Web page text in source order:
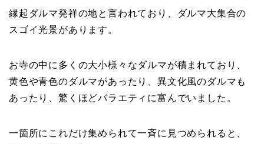
縁起ダルマ発祥の地と言われており、ダルマ大集合の
スゴイ光景があります。
お寺の中に多くの大小様々なダルマが積まれており、
黄色や青色のダルマがあったり、異文化風のダルマも
あったり、驚くほどバラエティに富んでいました。
一箇所にこれだけ集められて一斉に見つめられると、